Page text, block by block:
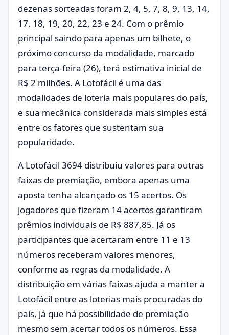
dezenas sorteadas foram 2, 4, 5, 7, 8, 9, 13, 14,
17, 18, 19, 20, 22, 23 e 24. Com o prêmio
principal saindo para apenas um bilhete, o
próximo concurso da modalidade, marcado
para terça-feira (26), terá estimativa inicial de
R$ 2 milhões. A Lotofácil é uma das
modalidades de loteria mais populares do país,
e sua mecânica considerada mais simples está
entre os fatores que sustentam sua
popularidade.
A Lotofácil 3694 distribuiu valores para outras
faixas de premiação, embora apenas uma
aposta tenha alcançado os 15 acertos. Os
jogadores que fizeram 14 acertos garantiram
prêmios individuais de R$ 887,85. Já os
participantes que acertaram entre 11 e 13
números receberam valores menores,
conforme as regras da modalidade. A
distribuição em várias faixas ajuda a manter a
Lotofácil entre as loterias mais procuradas do
país, já que há possibilidade de premiação
mesmo sem acertar todos os números. Essa